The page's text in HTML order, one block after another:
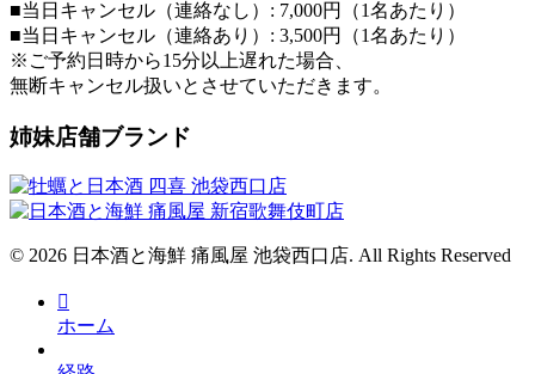
■当日キャンセル（連絡なし）: 7,000円（1名あたり）
■当日キャンセル（連絡あり）: 3,500円（1名あたり）
※ご予約日時から15分以上遅れた場合、
無断キャンセル扱いとさせていただきます。
姉妹店舗ブランド
© 2026 日本酒と海鮮 痛風屋 池袋西口店. All Rights Reserved
ホーム